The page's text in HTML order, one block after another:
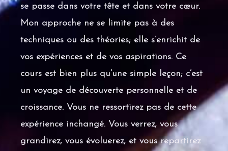
se passe dans votre tête et dans votre cœur.
Mon approche ne se limite pas à des
techniques ou des théories; elle s’enrichit de
vos expériences et de vos aspirations. Ce
cours est bien plus qu’une simple leçon; c’est
un voyage de découverte personnelle et de
croissance. Vous ne ressortirez pas de cette
expérience inchangé. Vous verrez, vous
grandirez, vous évoluerez, et vous repartirez